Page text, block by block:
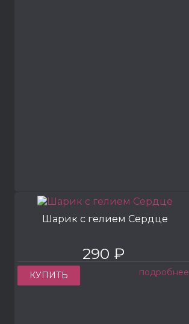
Шарик с гелием Сердце
290 ₽
КУПИТЬ подробнее